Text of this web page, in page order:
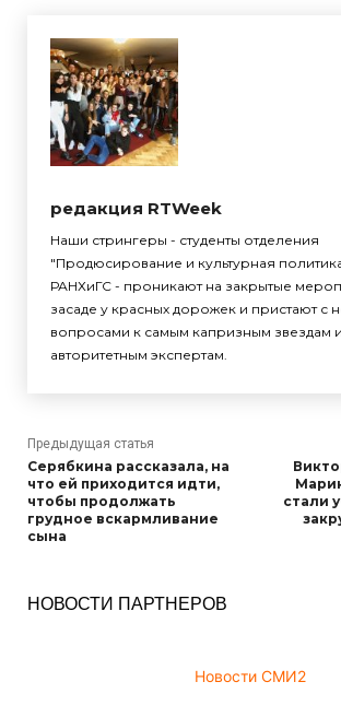
редакция RTWeek
Наши стрингеры - студенты отделения
"Продюсирование и культурная
РАНХиГС - проникают на закрытые
засаде у красных дорожек и пристают с
вопросами к самым капризным звездам
авторитетным экспертам.
Предыдущая статья
Серябкина рассказала, на
что ей приходится идти,
чтобы продолжать
грудное вскармливание
сына
стали
НОВОСТИ ПАРТНЕРОВ
Новости СМИ2